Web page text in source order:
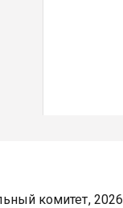
комитет, 2026